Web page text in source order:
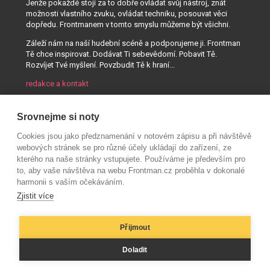
Jenže pokaždé stojí za to dobře ovládat svůj nástroj, znát
možnosti vlastního zvuku, ovládat techniku, posouvat věci
dopředu. Frontmanem v tomto smyslu můžeme být všichni.
Záleží nám na naší hudební scéně a podporujeme ji. Frontman
Tě chce inspirovat. Dodávat Ti sebevědomí. Pobavit Tě.
Rozvíjet Tvé myšlení. Povzbudit Tě k hraní...
redakce a kontakt
Srovnejme si noty
Cookies jsou jako předznamenání v notovém zápisu a při návštěvě
webových stránek se pro různé účely ukládají do zařízení, ze
kterého na naše stránky vstupujete. Používáme je především pro
to, aby vaše návštěva na webu Frontman.cz proběhla v dokonalé
harmonii s vaším očekáváním.
Zjistit více
Přijmout
Doladit